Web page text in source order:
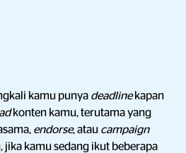
kamu punya deadlinekapan
konten kamu, terutama yang
endorse, atau campaign
jika kamu sedang ikut beberapa